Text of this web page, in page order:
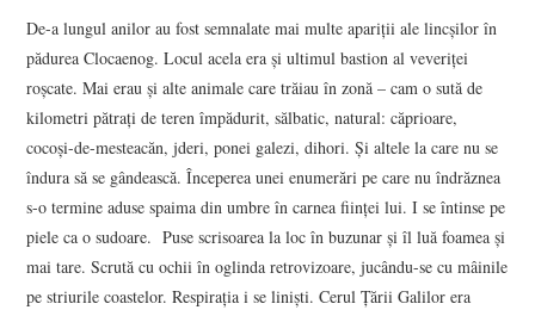
De-a lungul anilor au fost semnalate mai multe apariții ale lincșilor în
pădurea Clocaenog. Locul acela era și ultimul bastion al veveriței
roșcate. Mai erau și alte animale care trăiau în zonă – cam o sută de
kilometri pătrați de teren împădurit, sălbatic, natural: căprioare,
cocoși-de-mesteacăn, jderi, ponei galezi, dihori. Și altele la care nu se
îndura să se gândească. Începerea unei enumerări pe care nu îndrăznea
s-o termine aduse spaima din umbre în carnea ființei lui. I se întinse pe
piele ca o sudoare. Puse scrisoarea la loc în buzunar și îl luă foamea și
mai tare. Scrută cu ochii în oglinda retrovizoare, jucându-se cu mâinile
pe striurile coastelor. Respirația i se liniști. Cerul Țării Galilor era